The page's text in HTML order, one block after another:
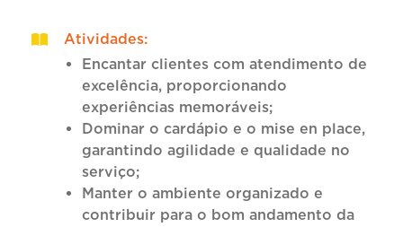
Atividades:
Encantar clientes com atendimento de
excelência, proporcionando
experiências memoráveis;
Dominar o cardápio e o mise en place,
garantindo agilidade e qualidade no
serviço;
Manter o ambiente organizado e
contribuir para o bom andamento da